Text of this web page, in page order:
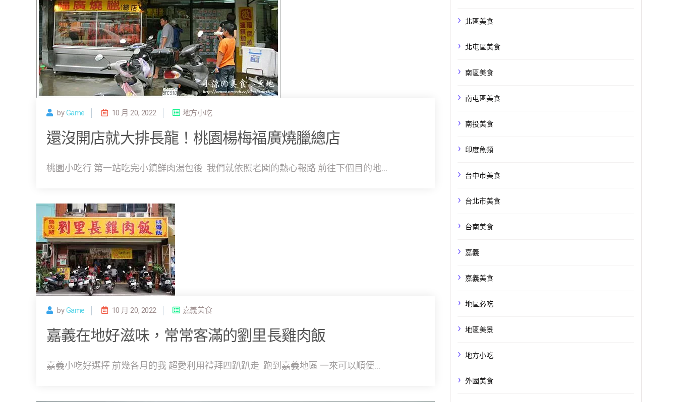
byGame 10 月 20, 2022 地方小吃
還沒開店就大排長龍！桃園楊梅福廣燒臘總店
桃園小吃行 第一站吃完小鎮鮮肉湯包後 我們就依照老闆的熱心報路 前往下個目的地...
byGame 10 月 20, 2022 嘉義美食
嘉義在地好滋味，常常客滿的劉里長雞肉飯
嘉義小吃好選擇 前幾各月的我 超愛利用禮拜四趴趴走 跑到嘉義地區 一來可以順便...
北區美食
北屯區美食
南區美食
南屯區美食
南投美食
印度魚類
台中市美食
台北市美食
台南美食
嘉義
嘉義美食
地區必吃
地區美景
地方小吃
外國美食